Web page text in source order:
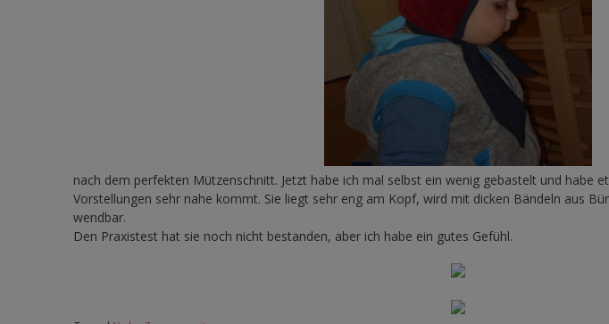
nach dem perfekten Mützenschnitt. Jetzt habe ich mal selbst ein wenig gebastelt und habe
Vorstellungen sehr nahe kommt. Sie liegt sehr eng am Kopf, wird mit dicken Bändeln aus
wendbar.
Den Praxistest hat sie noch nicht bestanden, aber ich habe ein gutes Gefühl.